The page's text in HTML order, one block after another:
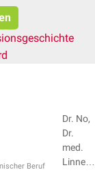
Beruf
Dr. No,
Dr.
med.
Linnea